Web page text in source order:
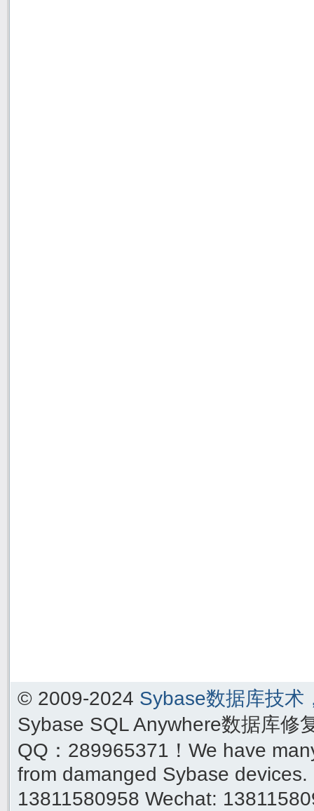
© 2009-2024 Sybase数据库技术
Sybase SQL Anywhere数据库修
QQ：289965371！We have
from damanged Sybase
13811580958 Wechat: